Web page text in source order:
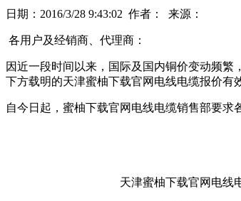
日期：2016/3/28 9:43:02 作者： 来源：
各用户及经销商、代理商：
因近一段时间以来，国际及国内铜价变动频
下方载明的天津蜜柚下载官网电线电缆报价有
自今日起，蜜柚下载官网电线电缆销售部要求
天津蜜柚下载官网电线电缆股